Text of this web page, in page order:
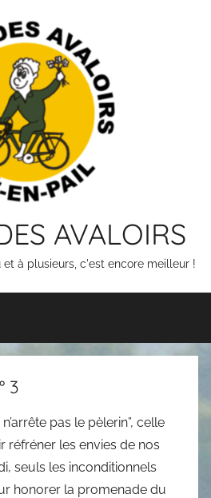
AVALOIRS
à plusieurs, c'est encore meilleur !
3
pas le pèlerin”, celle
réfréner les envies de nos
seuls les inconditionnels
honorer la promenade du